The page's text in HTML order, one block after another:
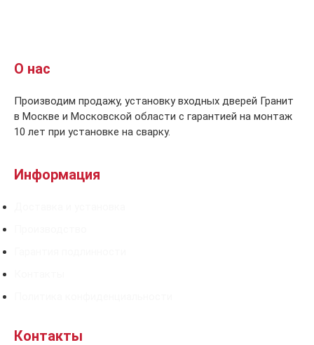
О нас
Производим продажу, установку входных дверей Гранит
в Москве и Московской области с гарантией на монтаж
10 лет при установке на сварку.
Информация
Контакты